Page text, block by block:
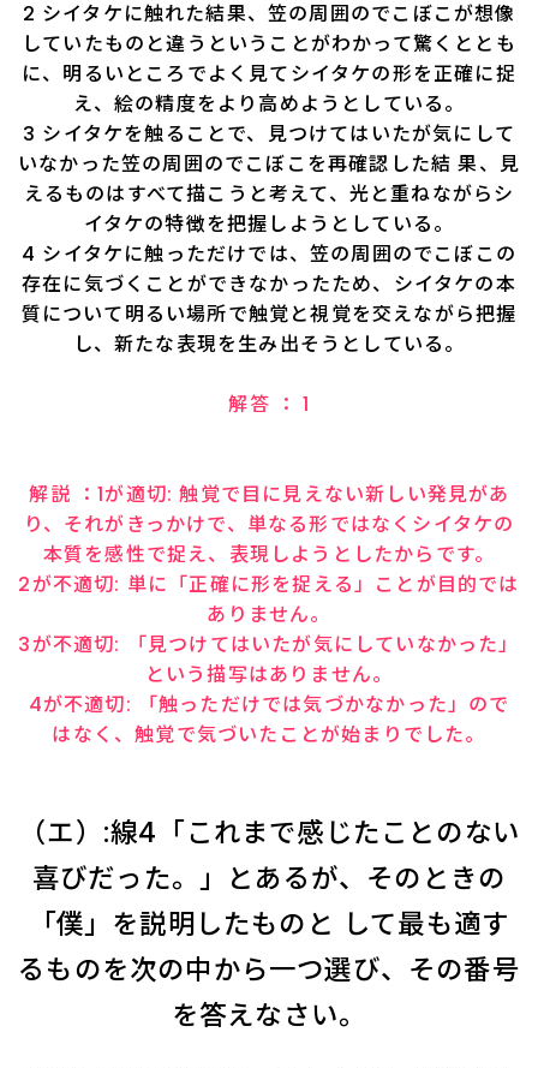
2 シイタケに触れた結果、笠の周囲のでこぼこが想像
していたものと違うということがわかって驚くととも
に、明るいところでよく見てシイタケの形を正確に捉
え、絵の精度をより高めようとしている。
3 シイタケを触ることで、見つけてはいたが気にして
いなかった笠の周囲のでこぼこを再確認した結 果、見
えるものはすべて描こうと考えて、光と重ねながらシ
イタケの特徴を把握しようとしている。
4 シイタケに触っただけでは、笠の周囲のでこぼこの
存在に気づくことができなかったため、シイタケの本
質について明るい場所で触覚と視覚を交えながら把握
し、新たな表現を生み出そうとしている。
解答 ： 1
解説 ：1が適切: 触覚で目に見えない新しい発見があ
り、それがきっかけで、単なる形ではなくシイタケの
本質を感性で捉え、表現しようとしたからです。
2が不適切: 単に「正確に形を捉える」ことが目的では
ありません。
3が不適切: 「見つけてはいたが気にしていなかった」
という描写はありません。
4が不適切: 「触っただけでは気づかなかった」ので
はなく、触覚で気づいたことが始まりでした。
（エ）:線4「これまで感じたことのない
喜びだった。」とあるが、そのときの
「僕」を説明したものと して最も適す
るものを次の中から一つ選び、その番号
を答えなさい。